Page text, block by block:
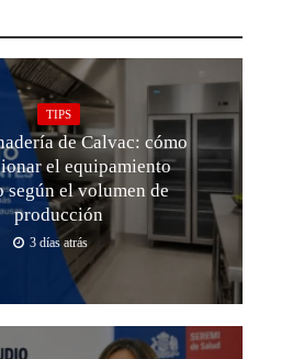
TIPS
de Calvac: cómo
el equipamiento
según el volumen de
producción
3 días atrás